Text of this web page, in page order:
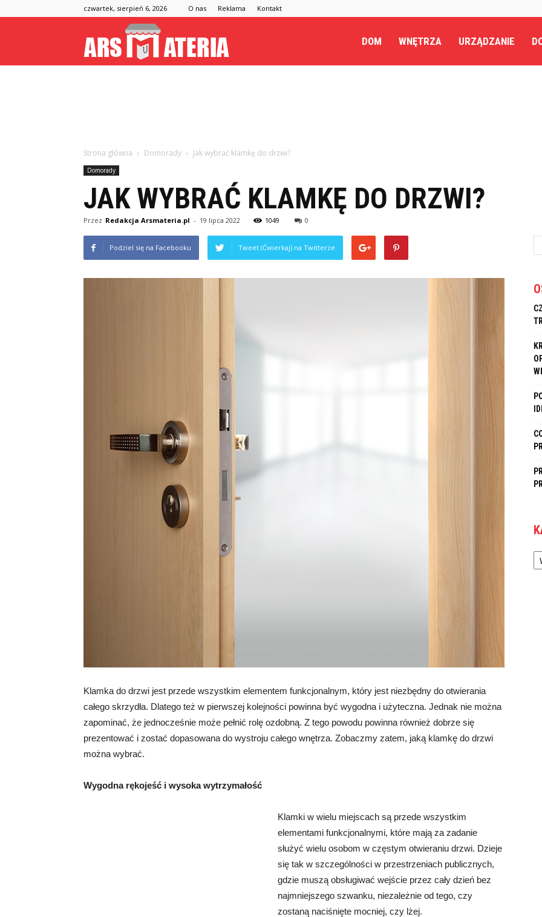
czwartek, sierpień 6, 2026 O nas Reklama Kontakt
DOM WNĘTRZA URZĄDZANIE
Strona główna Domorady Jak wybrać klamkę do drzwi?
Domorady
JAK WYBRAĆ KLAMKĘ DO DRZWI?
Przez Redakcja Arsmateria.pl - 19 lipca 2022 1049 0
Podziel się na Facebooku Tweet (Ćwierkaj) na Twitterze
Klamka do drzwi jest przede wszystkim elementem funkcjonalnym, który jest niezbędny do otwierania
całego skrzydła. Dlatego też w pierwszej kolejności powinna być wygodna i użyteczna. Jednak nie można
zapominać, że jednocześnie może pełnić rolę ozdobną. Z tego powodu powinna również dobrze się
prezentować i zostać dopasowana do wystroju całego wnętrza. Zobaczmy zatem, jaką klamkę do drzwi
można wybrać.
Wygodna rękojeść i wysoka wytrzymałość
Klamki w wielu miejscach są przede wszystkim
elementami funkcjonalnymi, które mają za zadanie
służyć wielu osobom w częstym otwieraniu drzwi. Dzieje
się tak w szczególności w przestrzeniach publicznych,
gdzie muszą obsługiwać wejście przez cały dzień bez
najmniejszego szwanku, niezależnie od tego, czy
zostaną naciśnięte mocniej, czy lżej.